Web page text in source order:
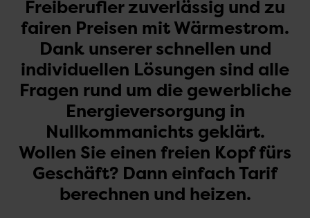
Freiberufler zuverlässig und zu
fairen Preisen mit Wärmestrom.
Dank unserer schnellen und
individuellen Lösungen sind alle
Fragen rund um die gewerbliche
Energieversorgung in
Nullkommanichts geklärt.
Wollen Sie einen freien Kopf fürs
Geschäft? Dann einfach Tarif
berechnen und heizen.